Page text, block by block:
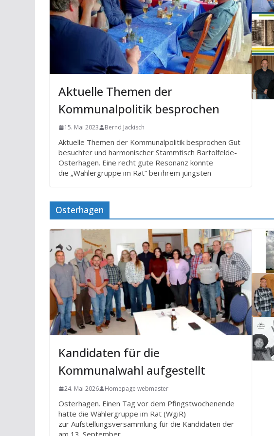
Aktuelle Themen der
Kommunalpolitik besprochen
15. Mai 2023 Bernd Jackisch
Aktuelle Themen der Kommunalpolitik besprochen Gut
besuchter und harmonischer Stammtisch Bartolfelde-
Osterhagen. Eine recht gute Resonanz konnte
die „Wählergruppe im Rat“ bei ihrem jüngsten
Osterhagen
Kandidaten für die
Kommunalwahl aufgestellt
24. Mai 2026 Homepage webmaster
Osterhagen. Einen Tag vor dem Pfingstwochenende
hatte die Wählergruppe im Rat (WgiR)
zur Aufstellungsversammlung für die Kandidaten der
am 13. September